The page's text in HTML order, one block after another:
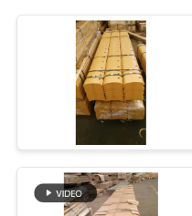
PRIVACY
POLICY